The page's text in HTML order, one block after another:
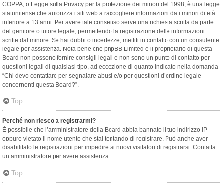
COPPA, o Legge sulla Privacy per la protezione dei minori del 1998, è una legge
statunitense che autorizza i siti web a raccogliere informazioni da i minori di età
inferiore a 13 anni. Per avere tale consenso serve una richiesta scritta da parte
del genitore o tutore legale, permettendo la registrazione delle informazioni
scritte dal minore. Se hai dubbi o incertezze, mettiti in contatto con un consulente
legale per assistenza. Nota bene che phpBB Limited e il proprietario di questa
Board non possono fornire consigli legali e non sono un punto di contatto per
questioni legali di qualsiasi tipo, ad eccezione di quanto indicato nella domanda
“Chi devo contattare per segnalare abusi e/o per questioni d’ordine legale
concernenti questa Board?”.
Top
Perché non riesco a registrarmi?
È possibile che l’amministratore della Board abbia bannato il tuo indirizzo IP
oppure vietato il nome utente che stai tentando di registrare. Può anche aver
disabilitato le registrazioni per impedire ai nuovi visitatori di registrarsi. Contatta
un amministratore per avere assistenza.
Top